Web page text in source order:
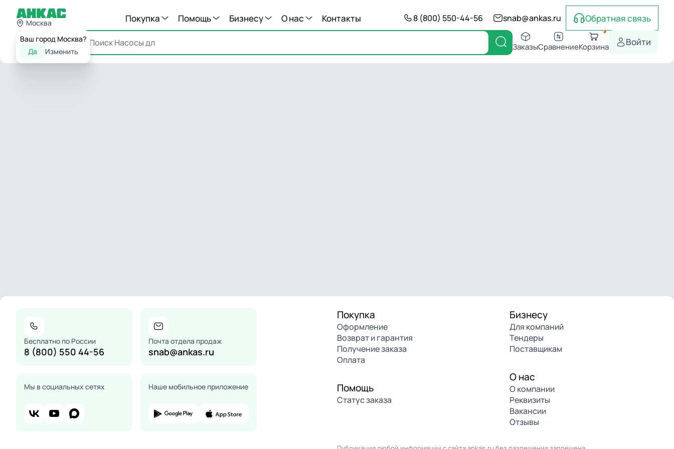
Москва
Ваш город Москва?
Да
Изменить
Покупка Помощь Бизнесу О нас Контакты 8 (800) 550-44-56 snab@ankas.ru Обратная связь
Каталог ЗаказыСравнениеКорзина Войти
Бесплатно по России
8 (800) 550 44-56
Почта отдела продаж
snab@ankas.ru
Мы в социальных сетях Наше мобильное приложение
Покупка
Оформление
Возврат и гарантия
Получение заказа
Оплата
Помощь
Статус заказа
Бизнесу
Для компаний
Тендеры
Поставщикам
О нас
О компании
Реквизиты
Вакансии
Отзывы